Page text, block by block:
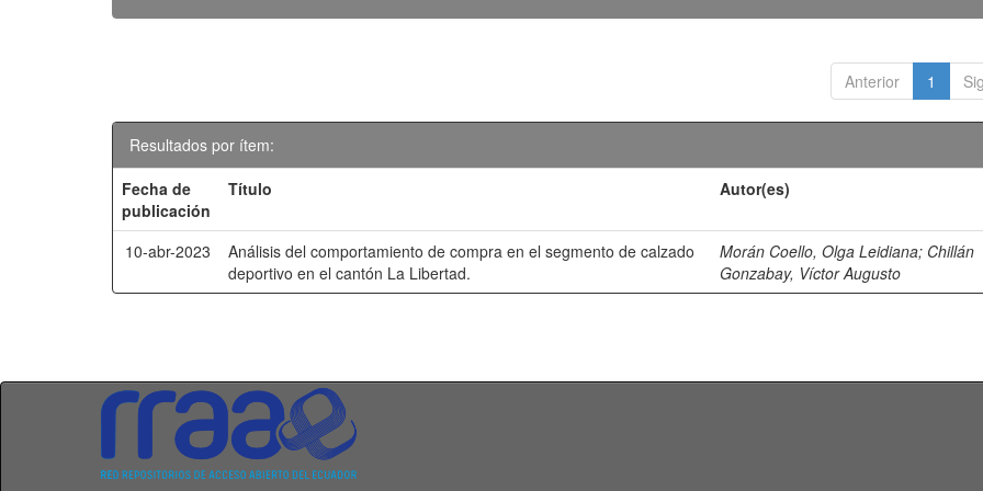
Anterior 1
Resultados por ítem:
Fecha de
publicación
Título Autor(es)
10-abr-2023
Análisis del comportamiento de compra en el segmento de calzado
deportivo en el cantón La Libertad.
Morán Coello, Olga Leidiana; Chillán
Gonzabay, Víctor Augusto